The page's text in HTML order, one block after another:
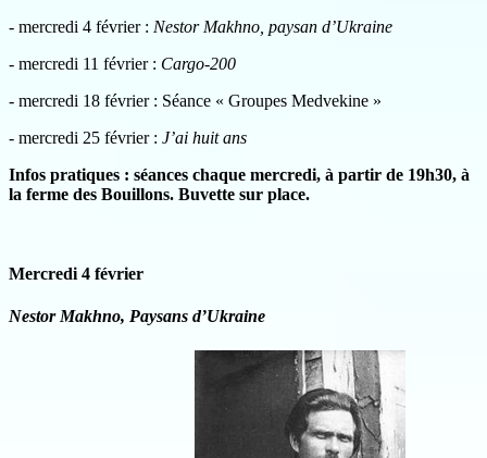
- mercredi 4 février : Nestor Makhno, paysan d’Ukraine
- mercredi 11 février : Cargo-200
- mercredi 18 février : Séance « Groupes Medvekine »
- mercredi 25 février : J’ai huit ans
Infos pratiques : séances chaque mercredi, à partir de 19h30, à
la ferme des Bouillons. Buvette sur place.
Mercredi 4 février
Nestor Makhno, Paysans d’Ukraine